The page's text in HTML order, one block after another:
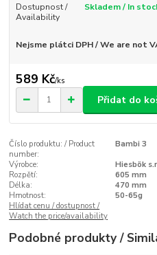
Dostupnost /
Availability
Skladem / In
Nejsme plátci DPH / We are not
589 Kč/ks
Přidat do
Číslo produktu: / Product
number:
Bambi 3
Výrobce:
Hiesbök
Rozpětí:
605 mm
Délka:
470 mm
Hmotnost:
50-65g
Hlídat cenu / dostupnost /
Watch the price/availability
Podobné produkty /